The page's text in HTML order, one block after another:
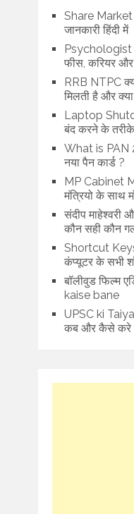
Share Market
जानकारी हिंदी में
Psychologist
फीस, करियर
RRB NTPC
मिलती है और क्या
Laptop
बंद करने के
What is PAN
नया पैन कार्ड ?
MP Cabinet
मंत्रियो के साथ
संदीप माहेश्वरी
कौन सही कौन
Shortcut
कंप्यूटर के सभी
बॉलीवुड फिल्म
kaise bane
UPSC ki
कब और कैसे करे